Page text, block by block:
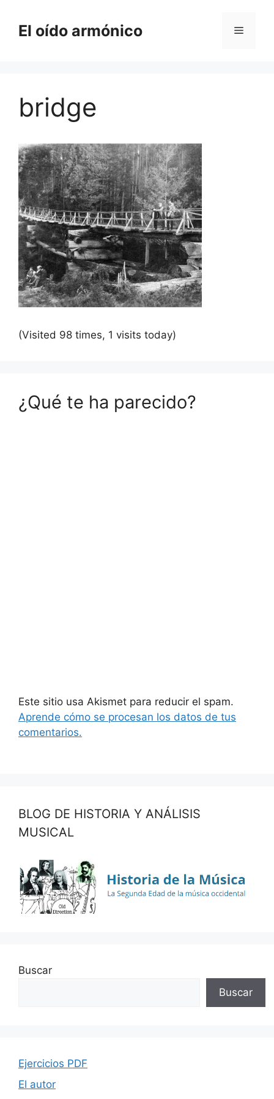
contenido
El oído armónico Menú
bridge
(Visited 98 times, 1 visits today)
¿Qué te ha parecido?
Este sitio usa Akismet para reducir el spam.
Aprende cómo se procesan los datos de tus
comentarios.
BLOG DE HISTORIA Y ANÁLISIS
MUSICAL
Buscar
Buscar
Ejercicios PDF
El autor